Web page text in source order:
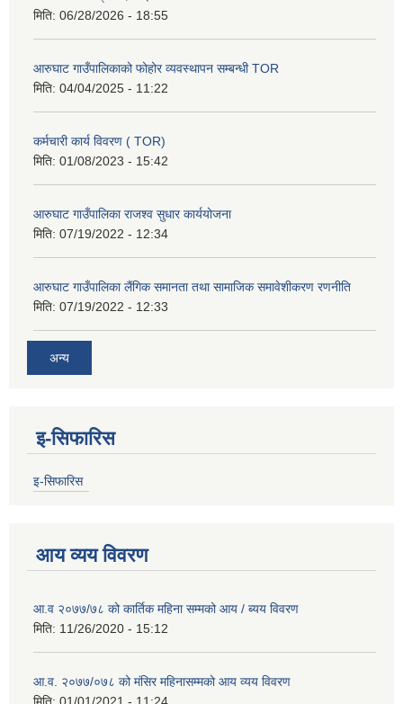
मिति: 06/28/2026 - 18:55
आरुघाट गाउँपालिकाको फोहोर व्यवस्थापन सम्बन्धी TOR
मिति: 04/04/2025 - 11:22
कर्मचारी कार्य विवरण ( TOR)
मिति: 01/08/2023 - 15:42
आरुघाट गाउँपालिका राजश्व सुधार कार्ययोजना
मिति: 07/19/2022 - 12:34
आरुघाट गाउँपालिका लैंगिक समानता तथा सामाजिक समावेशीकरण रणनीति
मिति: 07/19/2022 - 12:33
अन्य
इ-सिफारिस
इ-सिफारिस
आय व्यय विवरण
आ.व २०७७/७८ को कार्तिक महिना सम्मको आय / ब्यय विवरण
मिति: 11/26/2020 - 15:12
आ.व. २०७७/०७८ को मंसिर महिनासम्मको आय व्यय विवरण
मिति: 01/01/2021 - 11:24